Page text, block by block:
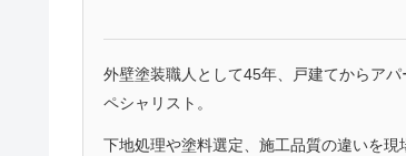
外壁塗装職人として45年、戸建てからア
ペシャリスト。
下地処理や塗料選定、施工品質の違いを現